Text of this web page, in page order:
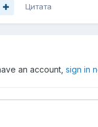
Цитата
an account, sign in